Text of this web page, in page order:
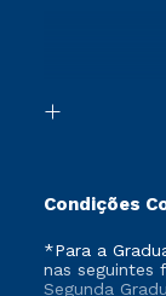
Formação
Condições
*Para a
nas seguintes
Segunda